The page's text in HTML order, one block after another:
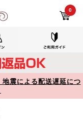
0
震による配送遅延につ